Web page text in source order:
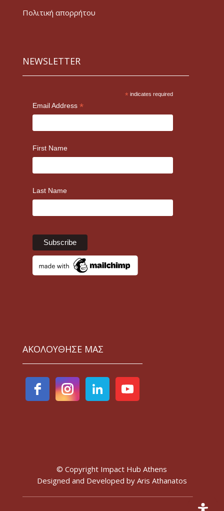
Πολιτική απορρήτου
NEWSLETTER
* indicates required
Email Address *
First Name
Last Name
ΑΚΟΛΟΥΘΗΣΕ ΜΑΣ
© Copyright Impact Hub Athens
Designed and Developed by Aris Athanatos